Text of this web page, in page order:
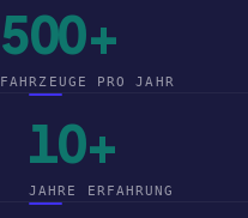
500+
FAHRZEUGE PRO JAHR
10+
JAHRE ERFAHRUNG